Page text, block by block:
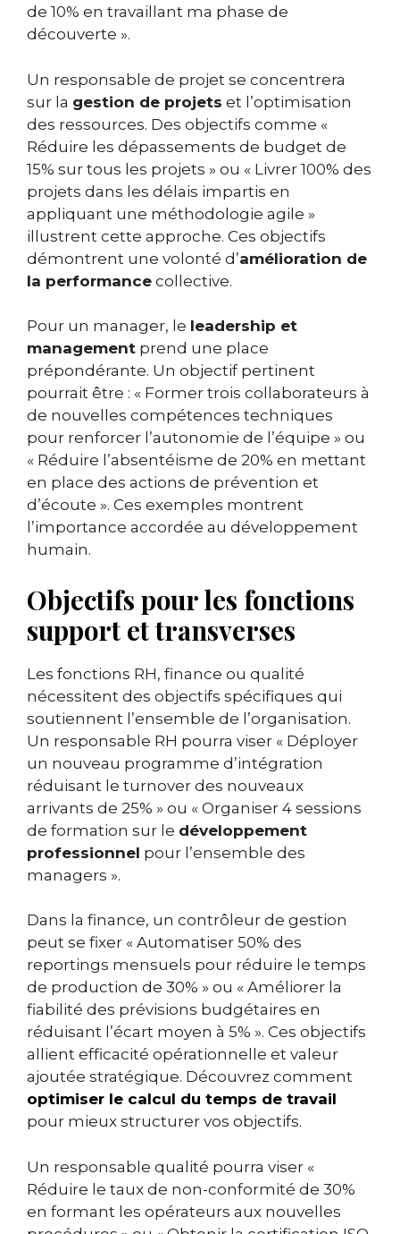
de 10% en travaillant ma phase de
découverte ».
Un responsable de projet se concentrera
sur la gestion de projets et l’optimisation
des ressources. Des objectifs comme «
Réduire les dépassements de budget de
15% sur tous les projets » ou « Livrer 100% des
projets dans les délais impartis en
appliquant une méthodologie agile »
illustrent cette approche. Ces objectifs
démontrent une volonté d’amélioration de
la performance collective.
Pour un manager, le leadership et
management prend une place
prépondérante. Un objectif pertinent
pourrait être : « Former trois collaborateurs à
de nouvelles compétences techniques
pour renforcer l’autonomie de l’équipe » ou
« Réduire l’absentéisme de 20% en mettant
en place des actions de prévention et
d’écoute ». Ces exemples montrent
l’importance accordée au développement
humain.
Objectifs pour les fonctions
support et transverses
Les fonctions RH, finance ou qualité
nécessitent des objectifs spécifiques qui
soutiennent l’ensemble de l’organisation.
Un responsable RH pourra viser « Déployer
un nouveau programme d’intégration
réduisant le turnover des nouveaux
arrivants de 25% » ou « Organiser 4 sessions
de formation sur le développement
professionnel pour l’ensemble des
managers ».
Dans la finance, un contrôleur de gestion
peut se fixer « Automatiser 50% des
reportings mensuels pour réduire le temps
de production de 30% » ou « Améliorer la
fiabilité des prévisions budgétaires en
réduisant l’écart moyen à 5% ». Ces objectifs
allient efficacité opérationnelle et valeur
ajoutée stratégique. Découvrez comment
optimiser le calcul du temps de travail
pour mieux structurer vos objectifs.
Un responsable qualité pourra viser «
Réduire le taux de non-conformité de 30%
en formant les opérateurs aux nouvelles